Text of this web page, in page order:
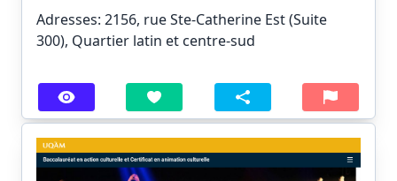
Adresses: 2156, rue Ste-Catherine Est (Suite
300), Quartier latin et centre-sud